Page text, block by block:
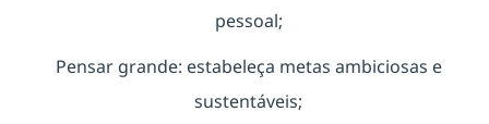
pessoal;
Pensar grande: estabeleça metas ambiciosas e
sustentáveis;